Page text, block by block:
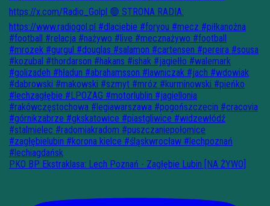
PKO BP Ekstraklasa: Lech Poznań - Zagłębie Lubin [NA ŻYWO]